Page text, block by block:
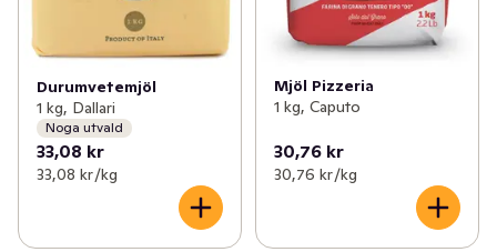
Durumvetemjöl
1 kg, Dallari
Noga utvald
33,08 kr
33,08 kr /kg
Mjöl Pizzeria
1 kg, Caputo
30,76 kr
30,76 kr /kg